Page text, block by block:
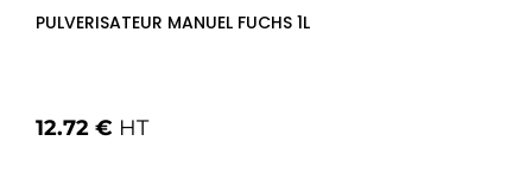
PULVERISATEUR MANUEL FUCHS 1L
12.72 € HT